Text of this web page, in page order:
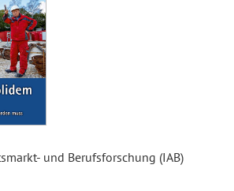
und Berufsforschung (IAB)